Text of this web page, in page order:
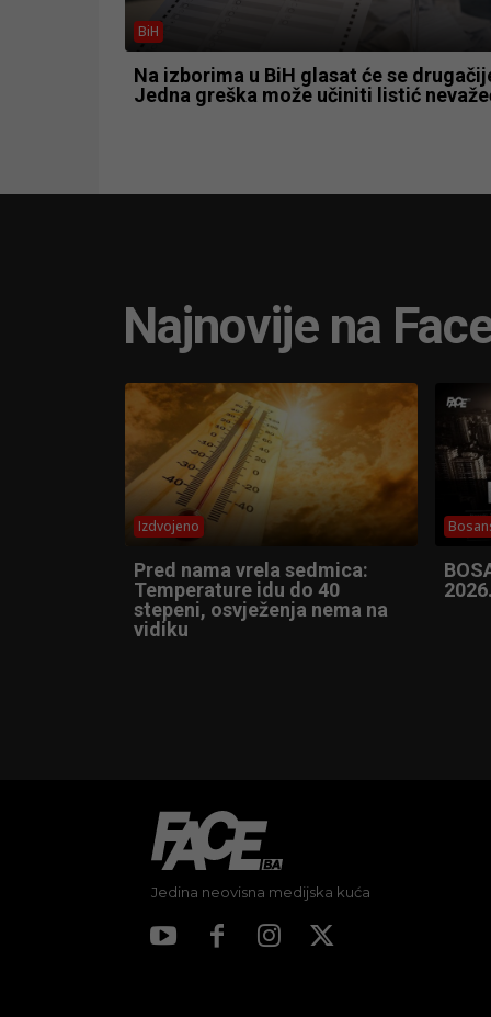
BiH
Na izborima u BiH glasat će se
Jedna greška može učiniti listić
Najnovije na
Izdvojeno
Pred nama vrela sedmica:
Temperature idu do 40
stepeni, osvježenja nema na
vidiku
2026.
Jedina neovisna medijska kuća